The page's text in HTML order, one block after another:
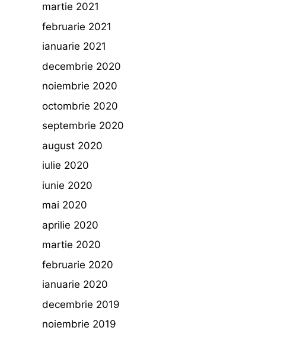
martie 2021
februarie 2021
ianuarie 2021
decembrie 2020
noiembrie 2020
octombrie 2020
septembrie 2020
august 2020
iulie 2020
iunie 2020
mai 2020
aprilie 2020
martie 2020
februarie 2020
ianuarie 2020
decembrie 2019
noiembrie 2019